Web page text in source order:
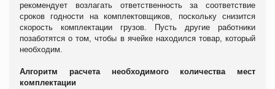
рекомендует возлагать ответственность за соответствие
сроков годности на комплектовщиков, поскольку снизится
скорость комплектации грузов. Пусть другие работники
позаботятся о том, чтобы в ячейке находился товар, который
необходим.
Алгоритм расчета необходимого количества мест
комплектации